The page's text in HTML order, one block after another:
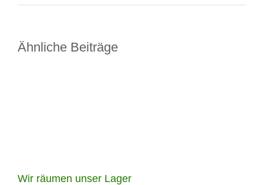
Ähnliche Beiträge
Wir räumen unser Lager